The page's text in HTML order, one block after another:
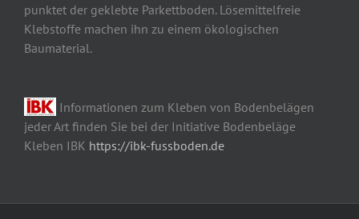
punktet der geklebte Parkettboden. Lösemittelfreie
Klebstoffe machen ihn zu einem ökologischen
Baumaterial.
Informationen zum Kleben von Bodenbelägen
jeder Art finden Sie bei der Initiative Bodenbeläge
Kleben IBK https://ibk-fussboden.de